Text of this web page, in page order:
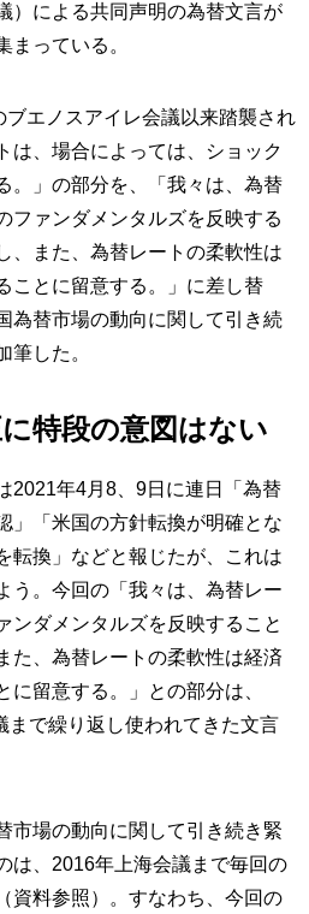
）による共同声明の為替文言が
まっている。
エノスアイレ会議以来踏襲され
は、場合によっては、ショック
。」の部分を、「我々は、為替
ファンダメンタルズを反映する
、また、為替レートの柔軟性は
ことに留意する。」に差し替
為替市場の動向に関して引き続
筆した。
特段の意図はない
2021年4月8、9日に連日「為替
」「米国の方針転換が明確とな
転換」などと報じたが、これは
う。今回の「我々は、為替レー
ンダメンタルズを反映すること
た、為替レートの柔軟性は経済
留意する。」との部分は、
まで繰り返し使われてきた文言
市場の動向に関して引き続き緊
は、2016年上海会議まで毎回の
資料参照）。すなわち、今回の